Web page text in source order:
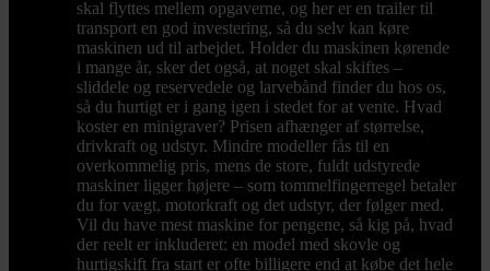
skal flyttes mellem opgaverne, og her er en trailer til
transport en god investering, så du selv kan køre
maskinen ud til arbejdet. Holder du maskinen kørende
i mange år, sker det også, at noget skal skiftes –
sliddele og reservedele og larvebånd finder du hos os,
så du hurtigt er i gang igen i stedet for at vente. Hvad
koster en minigraver? Prisen afhænger af størrelse,
drivkraft og udstyr. Mindre modeller fås til en
overkommelig pris, mens de store, fuldt udstyrede
maskiner ligger højere – som tommelfingerregel betaler
du for vægt, motorkraft og det udstyr, der følger med.
Vil du have mest maskine for pengene, så kig på, hvad
der reelt er inkluderet: en model med skovle og
hurtigskift fra start er ofte billigere end at købe det hele